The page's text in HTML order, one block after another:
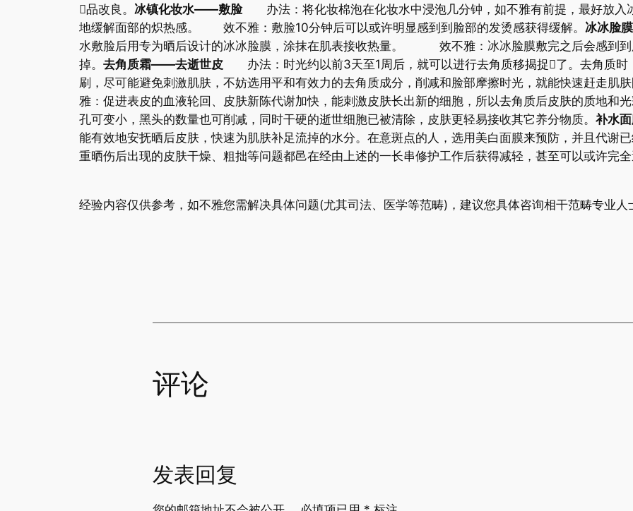
品改良。 冰镇化妆水——敷脸办法：将化妆棉泡在化妆水中浸泡几分钟，如不雅有前提，最好放入
地缓解面部的炽热感。 效不雅：敷脸10分钟后可以或许明显感到到脸部的发烫感获得缓解。 冰冰脸
水敷脸后用专为晒后设计的冰冰脸膜，涂抹在肌表接收热量。 效不雅：冰冰脸膜敷完之后会感到到
掉。 去角质霜——去逝世皮 办法：时光约以前3天至1周后，就可以进行去角质移揭捉了。去角质时
刷，尽可能避免刺激肌肤，不妨选用平和有效力的去角质成分，削减和脸部摩擦时光，就能快速赶走
雅：促进表皮的血液轮回、皮肤新陈代谢加快，能刺激皮肤长出新的细胞，所以去角质后皮肤的质地和
孔可变小，黑头的数量也可削减，同时干硬的逝世细胞已被清除，皮肤更轻易接收其它养分物质。 补水
能有效地安抚晒后皮肤，快速为肌肤补足流掉的水分。在意斑点的人，选用美白面膜来预防，并且代
重晒伤后出现的皮肤干燥、粗拙等问题都邑在经由上述的一长串修护工作后获得减轻，甚至可以或许完
经验内容仅供参考，如不雅您需解决具体问题(尤其司法、医学等范畴)，建议您具体咨询相干范畴专业人
评论
发表回复